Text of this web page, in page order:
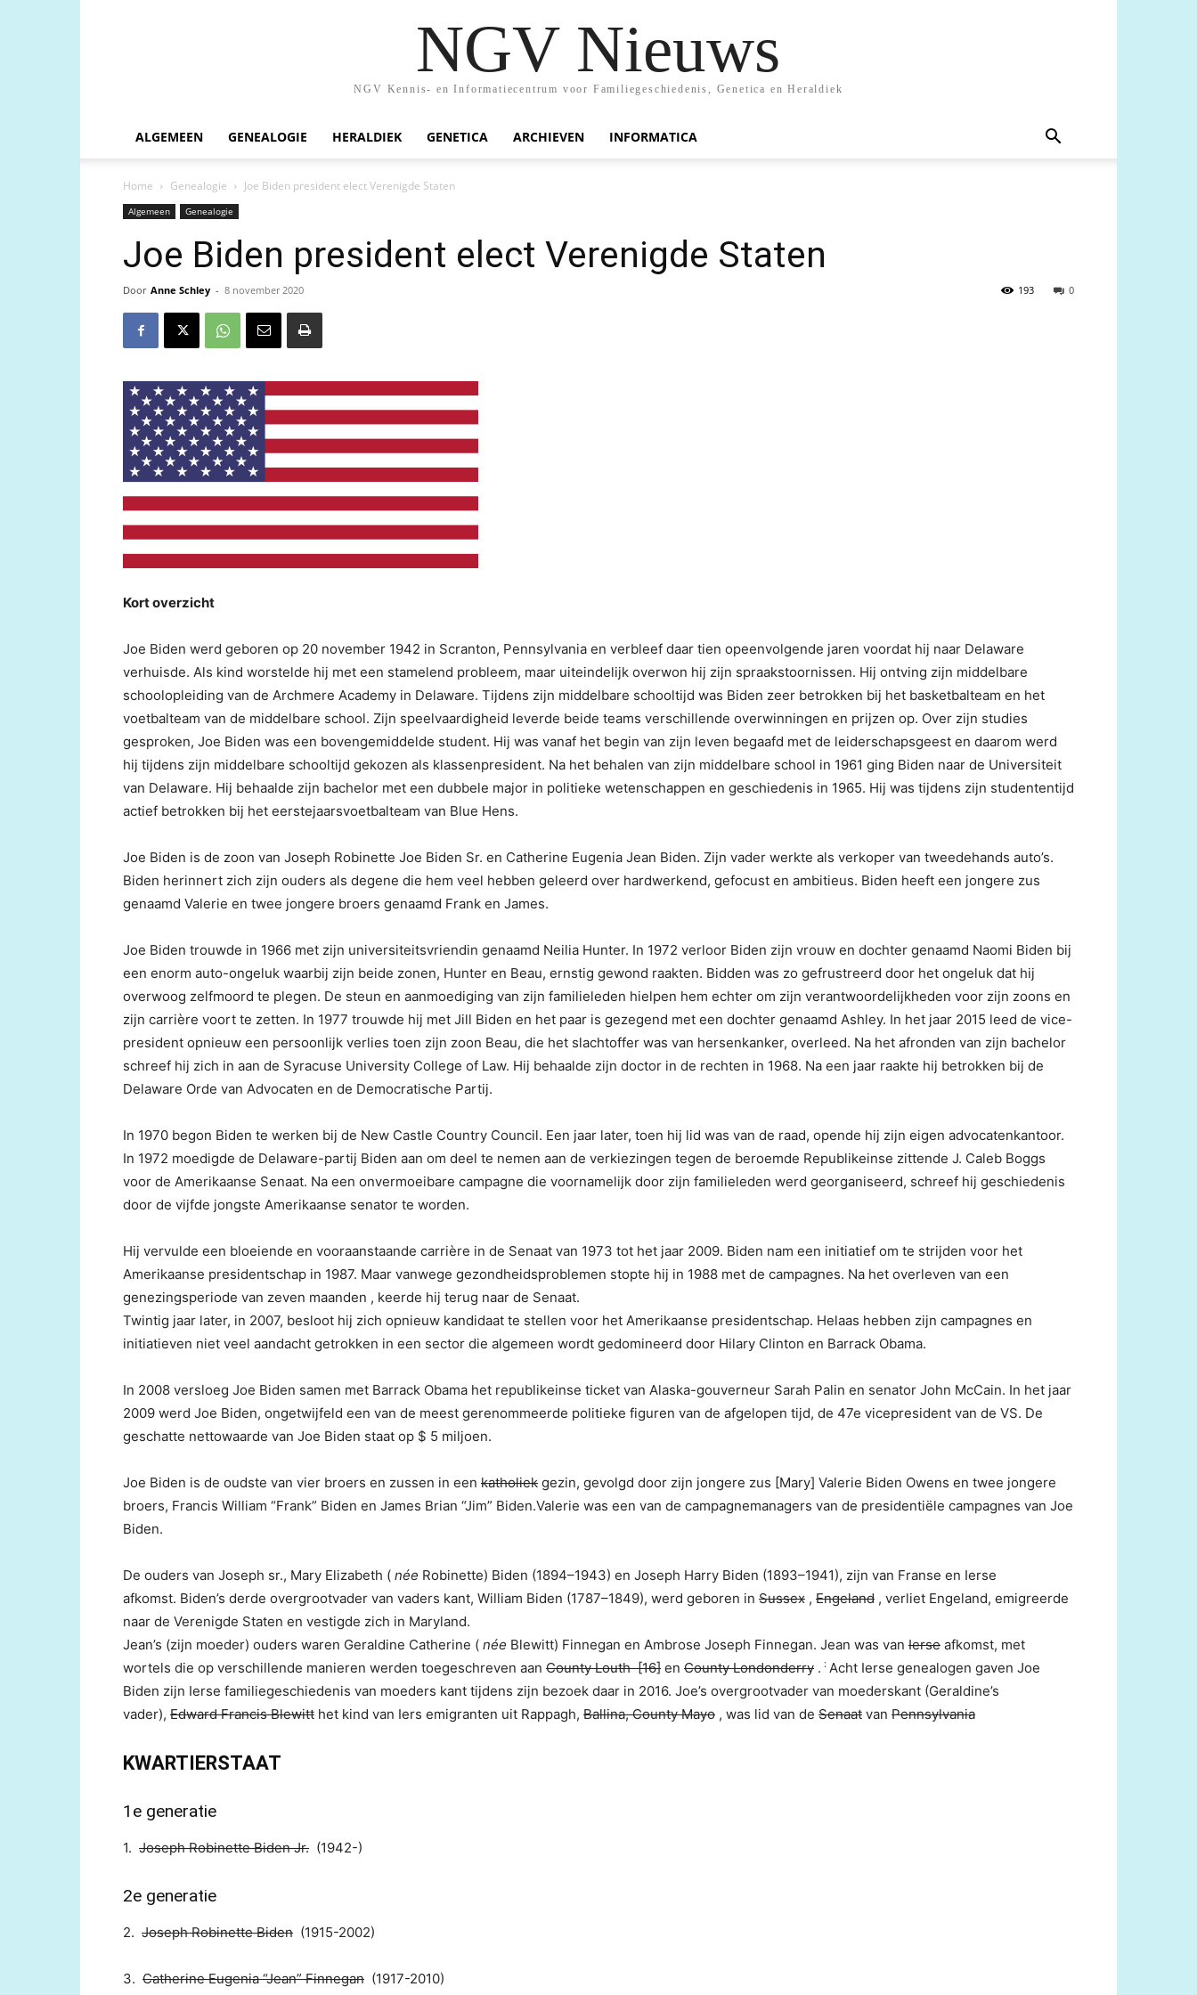
NGV Nieuws
NGV Kennis- en Informatiecentrum voor Familiegeschiedenis, Genetica en Heraldiek
ALGEMEEN GENEALOGIE HERALDIEK GENETICA ARCHIEVEN INFORMATICA
Home Genealogie Joe Biden president elect Verenigde Staten
Algemeen Genealogie
Joe Biden president elect Verenigde Staten
Door Anne Schley - 8 november 2020 0
193
Kort overzicht
Joe Biden werd geboren op 20 november 1942 in Scranton, Pennsylvania en verbleef daar tien opeenvolgende jaren voordat hij naar Delaware
verhuisde. Als kind worstelde hij met een stamelend probleem, maar uiteindelijk overwon hij zijn spraakstoornissen. Hij ontving zijn middelbare
schoolopleiding van de Archmere Academy in Delaware. Tijdens zijn middelbare schooltijd was Biden zeer betrokken bij het basketbalteam en het
voetbalteam van de middelbare school. Zijn speelvaardigheid leverde beide teams verschillende overwinningen en prijzen op. Over zijn studies
gesproken, Joe Biden was een bovengemiddelde student. Hij was vanaf het begin van zijn leven begaafd met de leiderschapsgeest en daarom werd
hij tijdens zijn middelbare schooltijd gekozen als klassenpresident. Na het behalen van zijn middelbare school in 1961 ging Biden naar de Universiteit
van Delaware. Hij behaalde zijn bachelor met een dubbele major in politieke wetenschappen en geschiedenis in 1965. Hij was tijdens zijn studententijd
actief betrokken bij het eerstejaarsvoetbalteam van Blue Hens.
Joe Biden is de zoon van Joseph Robinette Joe Biden Sr. en Catherine Eugenia Jean Biden. Zijn vader werkte als verkoper van tweedehands auto’s.
Biden herinnert zich zijn ouders als degene die hem veel hebben geleerd over hardwerkend, gefocust en ambitieus. Biden heeft een jongere zus
genaamd Valerie en twee jongere broers genaamd Frank en James.
Joe Biden trouwde in 1966 met zijn universiteitsvriendin genaamd Neilia Hunter. In 1972 verloor Biden zijn vrouw en dochter genaamd Naomi Biden bij
een enorm auto-ongeluk waarbij zijn beide zonen, Hunter en Beau, ernstig gewond raakten. Bidden was zo gefrustreerd door het ongeluk dat hij
overwoog zelfmoord te plegen. De steun en aanmoediging van zijn familieleden hielpen hem echter om zijn verantwoordelijkheden voor zijn zoons en
zijn carrière voort te zetten. In 1977 trouwde hij met Jill Biden en het paar is gezegend met een dochter genaamd Ashley. In het jaar 2015 leed de vice-
president opnieuw een persoonlijk verlies toen zijn zoon Beau, die het slachtoffer was van hersenkanker, overleed. Na het afronden van zijn bachelor
schreef hij zich in aan de Syracuse University College of Law. Hij behaalde zijn doctor in de rechten in 1968. Na een jaar raakte hij betrokken bij de
Delaware Orde van Advocaten en de Democratische Partij.
In 1970 begon Biden te werken bij de New Castle Country Council. Een jaar later, toen hij lid was van de raad, opende hij zijn eigen advocatenkantoor.
In 1972 moedigde de Delaware-partij Biden aan om deel te nemen aan de verkiezingen tegen de beroemde Republikeinse zittende J. Caleb Boggs
voor de Amerikaanse Senaat. Na een onvermoeibare campagne die voornamelijk door zijn familieleden werd georganiseerd, schreef hij geschiedenis
door de vijfde jongste Amerikaanse senator te worden.
Hij vervulde een bloeiende en vooraanstaande carrière in de Senaat van 1973 tot het jaar 2009. Biden nam een ​​initiatief om te strijden voor het
Amerikaanse presidentschap in 1987. Maar vanwege gezondheidsproblemen stopte hij in 1988 met de campagnes. Na het overleven van een
genezingsperiode van zeven maanden , keerde hij terug naar de Senaat.
Twintig jaar later, in 2007, besloot hij zich opnieuw kandidaat te stellen voor het Amerikaanse presidentschap. Helaas hebben zijn campagnes en
initiatieven niet veel aandacht getrokken in een sector die algemeen wordt gedomineerd door Hilary Clinton en Barrack Obama.
In 2008 versloeg Joe Biden samen met Barrack Obama het republikeinse ticket van Alaska-gouverneur Sarah Palin en senator John McCain. In het jaar
2009 werd Joe Biden, ongetwijfeld een van de meest gerenommeerde politieke figuren van de afgelopen tijd, de 47e vicepresident van de VS. De
geschatte nettowaarde van Joe Biden staat op $ 5 miljoen.
Joe Biden is de oudste van vier broers en zussen in een katholiek gezin, gevolgd door zijn jongere zus [Mary] Valerie Biden Owens en twee jongere
broers, Francis William “Frank” Biden en James Brian “Jim” Biden.Valerie was een van de campagnemanagers van de presidentiële campagnes van Joe
Biden.
De ouders van Joseph sr., Mary Elizabeth ( née Robinette) Biden (1894–1943) en Joseph Harry Biden (1893–1941), zijn van Franse en Ierse
afkomst. Biden’s derde overgrootvader van vaders kant, William Biden (1787–1849), werd geboren in Sussex , Engeland , verliet Engeland, emigreerde
naar de Verenigde Staten en vestigde zich in Maryland.
Jean’s (zijn moeder) ouders waren Geraldine Catherine ( née Blewitt) Finnegan en Ambrose Joseph Finnegan. Jean was van Ierse afkomst, met
wortels die op verschillende manieren werden toegeschreven aan County Louth[16] en County Londonderry . : Acht Ierse genealogen gaven Joe
Biden zijn Ierse familiegeschiedenis van moeders kant tijdens zijn bezoek daar in 2016. Joe’s overgrootvader van moederskant (Geraldine’s
vader), Edward Francis Blewitt het kind van Iers emigranten uit Rappagh, Ballina, County Mayo , was lid van de Senaat van Pennsylvania
KWARTIERSTAAT
1e generatie
1. Joseph Robinette Biden Jr. (1942-)
2e generatie
2. Joseph Robinette Biden (1915-2002)
3. Catherine Eugenia “Jean” Finnegan (1917-2010)